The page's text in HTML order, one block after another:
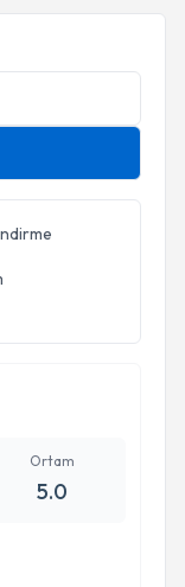
Ortam
5.0